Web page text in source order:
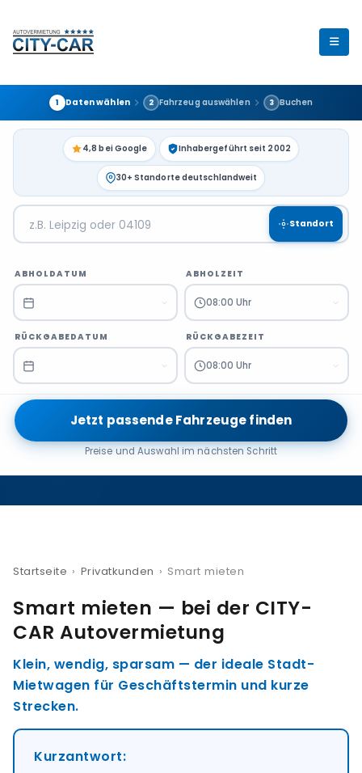
1 Daten wählen 2 Fahrzeug auswählen 3 Buchen
4,8 bei Google Inhabergeführt seit 2002
30+ Standorte deutschlandweit
Standort
ABHOLDATUM ABHOLZEIT
08:00 Uhr
RÜCKGABEDATUM RÜCKGABEZEIT
08:00 Uhr
Jetzt passende Fahrzeuge finden
Preise und Auswahl im nächsten Schritt
Startseite › Privatkunden › Smart mieten
Smart mieten — bei der CITY-
CAR Autovermietung
Klein, wendig, sparsam — der ideale Stadt-
Mietwagen für Geschäftstermin und kurze
Strecken.
Kurzantwort: